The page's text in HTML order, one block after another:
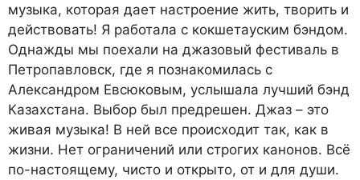
музыка, которая дает настроение жить, творить и
действовать! Я работала с кокшетауским бэндом.
Однажды мы поехали на джазовый фестиваль в
Петропавловск, где я познакомилась с
Александром Евсюковым, услышала лучший бэнд
Казахстана. Выбор был предрешен. Джаз – это
живая музыка! В ней все происходит так, как в
жизни. Нет ограничений или строгих канонов. Всё
по-настоящему, чисто и открыто, от и для души.